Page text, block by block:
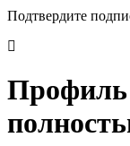
Подтвердите
Профиль